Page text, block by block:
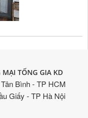
TỐNG GIA KD
Bình - TP HCM
Giấy - TP Hà Nội